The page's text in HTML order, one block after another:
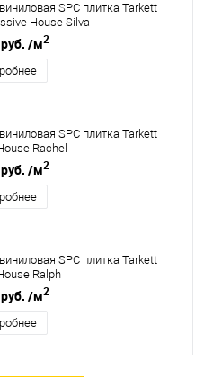
SPC плитка Tarkett
House Silva
/м2
SPC плитка Tarkett
Rachel
/м2
SPC плитка Tarkett
Ralph
/м2